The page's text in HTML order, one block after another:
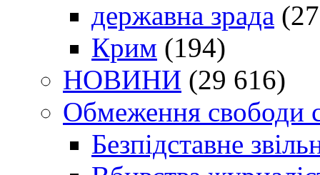
державна зрада
Крим (194)
НОВИНИ (29 616)
Обмеження свободи
Безпідставне